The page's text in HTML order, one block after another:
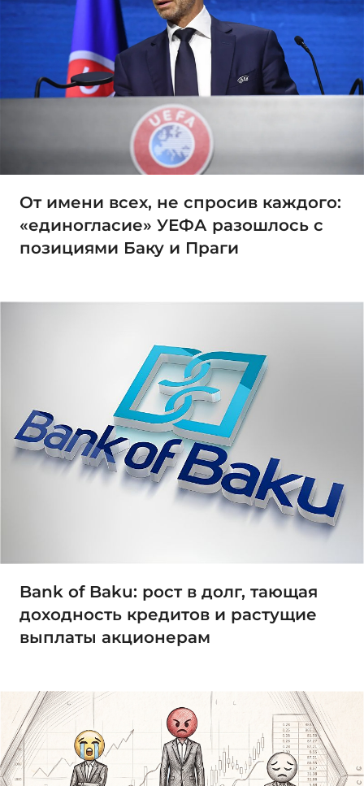
От имени всех, не спросив каждого:
«единогласие» УЕФА разошлось с
позициями Баку и Праги
Bank of Baku: рост в долг, тающая
доходность кредитов и растущие
выплаты акционерам